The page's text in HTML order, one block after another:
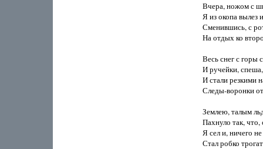
Вчера, ножом с
Я из окопа вылез
Сменившись, с
На отдых ко
Весь снег с горы
И ручейки,
И стали резкими
Следы-воронки
Землею, талым
Пахнуло так, что,
Я сел и, ничего
Стал робко